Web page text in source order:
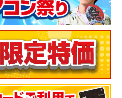
（茨城県60代Y.F様）
ないです
変良かったです。隅の方は、ア
のままではホコリが残りますが、